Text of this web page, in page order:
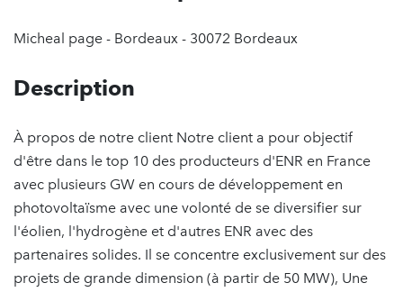
Micheal page - Bordeaux - 30072 Bordeaux
Description
À propos de notre client Notre client a pour objectif
d'être dans le top 10 des producteurs d'ENR en France
avec plusieurs GW en cours de développement en
photovoltaïsme avec une volonté de se diversifier sur
l'éolien, l'hydrogène et d'autres ENR avec des
partenaires solides. Il se concentre exclusivement sur des
projets de grande dimension (à partir de 50 MW), Une